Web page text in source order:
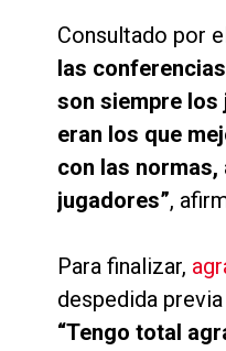
Consultado por
las
son siempre los
eran los que
con las
jugadores”,
Para finalizar,
despedida
“Tengo total